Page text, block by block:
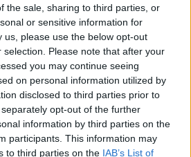
the sale, sharing to third parties, or
or sensitive information for
us, please use the below opt-out
Please note that after your
you may continue seeing
on personal information utilized by
disclosed to third parties prior to
opt-out of the further
information by third parties on the
participants. This information may
to third parties on the IAB’s List of
o leer nuestra reseña,
.
distribuidas en nuestro
libres de virus y están
sin costo alguno.
de ti